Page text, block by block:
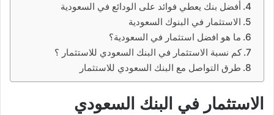
أفضل بنك يعطي فوائد على الودائع في السعودية
الاستثمار في البنوك السعودية
ما هو افضل استثمار في السعودية؟
كم نسبة الاستثمار في البنك السعودي للاستثمار ؟
طرق التواصل مع البنك السعودي للاستثمار
الاستثمار في البنك السعودي